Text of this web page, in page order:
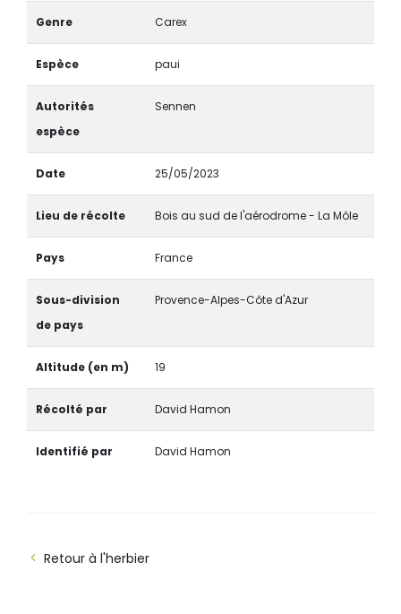
Genre Carex
Espèce paui
Autorités
espèce
Sennen
Date 25/05/2023
Lieu de récolte Bois au sud de l'aérodrome - La Môle
Pays France
Sous-division
de pays
Provence-Alpes-Côte d'Azur
Altitude (en m) 19
Récolté par David Hamon
Identifié par David Hamon
Retour à l'herbier